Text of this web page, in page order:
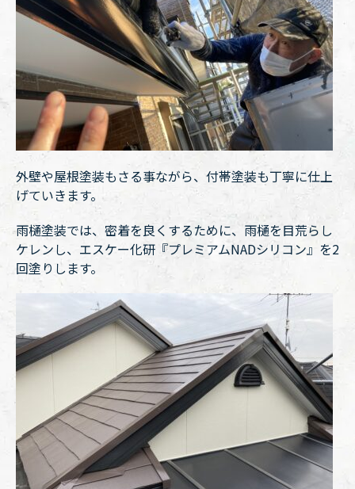
外壁や屋根塗装もさる事ながら、付帯塗装も丁寧に仕上
げていきます。
雨樋塗装では、密着を良くするために、雨樋を目荒らし
ケレンし、エスケー化研『プレミアムNADシリコン』を2
回塗りします。